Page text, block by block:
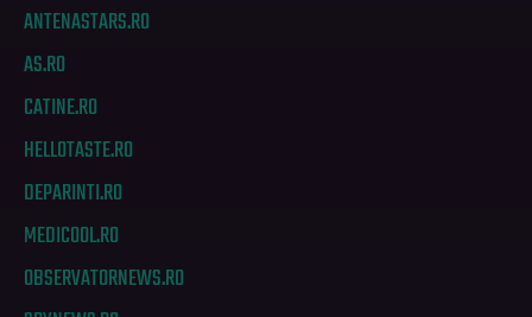
ANTENASTARS.RO
AS.RO
CATINE.RO
HELLOTASTE.RO
DEPARINTI.RO
MEDICOOL.RO
OBSERVATORNEWS.RO